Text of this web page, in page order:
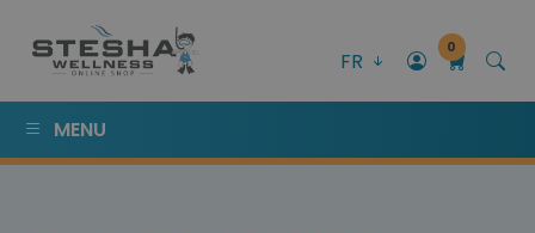
FR
0
MENU